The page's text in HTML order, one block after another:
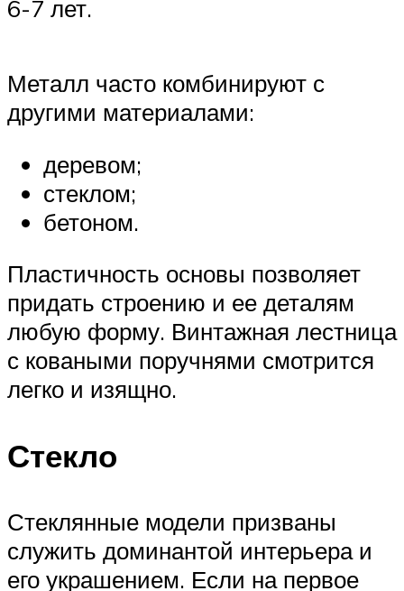
6-7 лет.
Металл часто комбинируют с
другими материалами:
деревом;
стеклом;
бетоном.
Пластичность основы позволяет
придать строению и ее деталям
любую форму. Винтажная лестница
с коваными поручнями смотрится
легко и изящно.
Стекло
Стеклянные модели призваны
служить доминантой интерьера и
его украшением. Если на первое